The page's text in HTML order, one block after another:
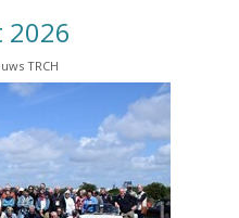
2026
TRCH